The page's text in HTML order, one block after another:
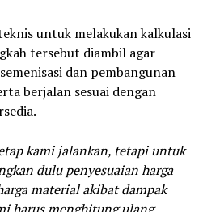
untuk melakukan kalkulasi
tersebut diambil agar
dan pembangunan
berjalan sesuai dengan
kami jalankan, tetapi untuk
dulu penyesuaian harga
material akibat dampak